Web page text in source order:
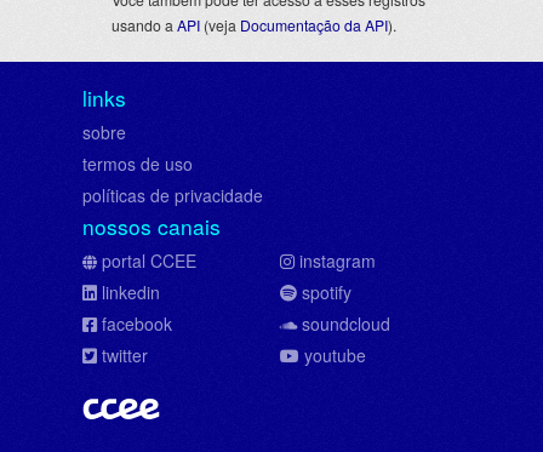
usando a API (veja Documentação da API).
links
sobre
termos de uso
políticas de privacidade
nossos canais
portal CCEE
linkedin
facebook
twitter
instagram
spotify
soundcloud
youtube